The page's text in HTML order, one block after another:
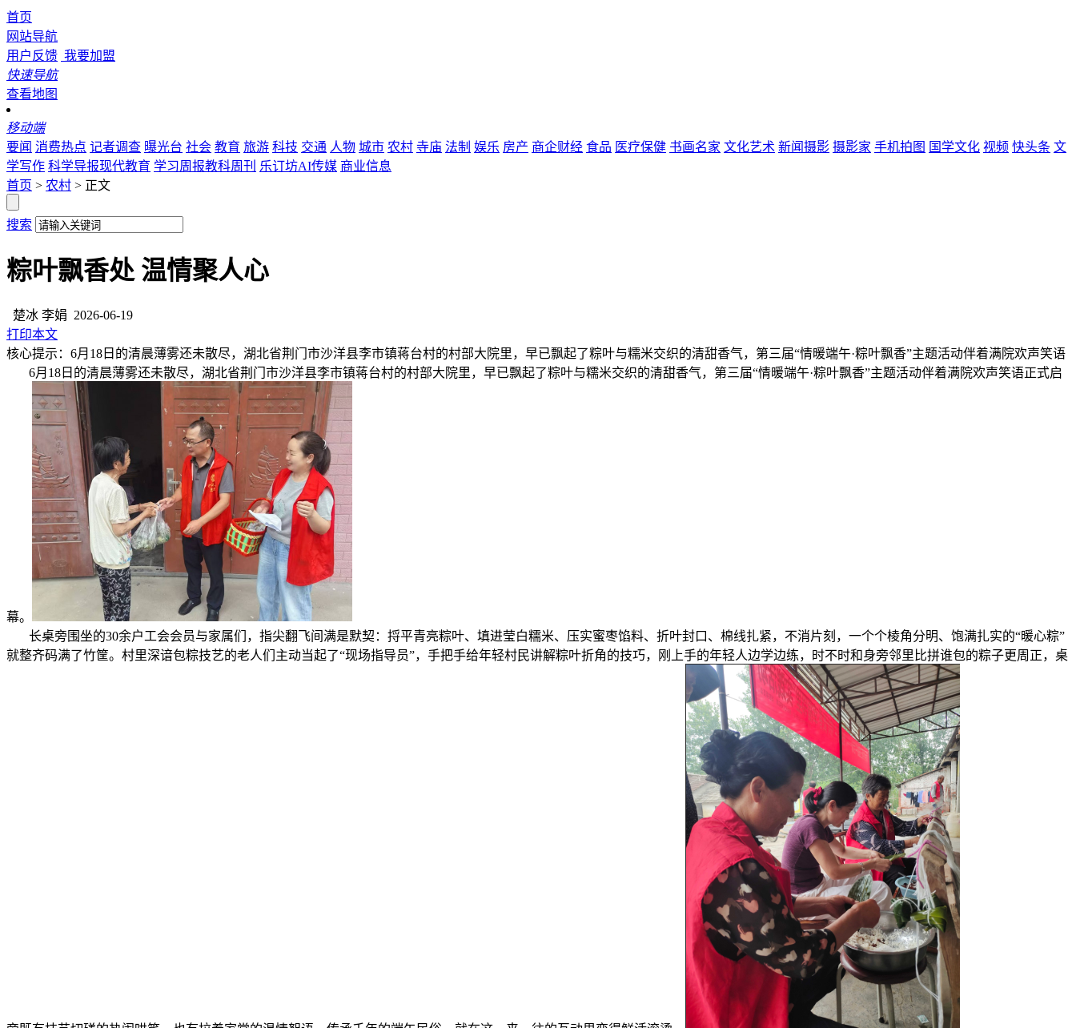
首页
网站导航
用户反馈 我要加盟
快速导航
查看地图
移动端
要闻 消费热点 记者调查 曝光台 社会 教育 旅游 科技 交通 人物 城市 农村 寺庙 法制 娱乐 房产 商企财经 食品 医疗保健 书画名家 文化艺术 新闻摄影 摄影家 手机拍图 国学文化 视频 快头条 文
学写作 科学导报现代教育 学习周报教科周刊 乐订坊AI传媒 商业信息
首页 > 农村 > 正文
搜索
粽叶飘香处 温情聚人心
楚冰 李娟 2026-06-19
打印本文
核心提示：6月18日的清晨薄雾还未散尽，湖北省荆门市沙洋县李市镇蒋台村的村部大院里，早已飘起了粽叶与糯米交织的清甜香气，第三届“情暖端午·粽叶飘香”主题活动伴着满院欢声笑语
6月18日的清晨薄雾还未散尽，湖北省荆门市沙洋县李市镇蒋台村的村部大院里，早已飘起了粽叶与糯米交织的清甜香气，第三届“情暖端午·粽叶飘香”主题活动伴着满院欢声笑语正式启
幕。
长桌旁围坐的30余户工会会员与家属们，指尖翻飞间满是默契：捋平青亮粽叶、填进莹白糯米、压实蜜枣馅料、折叶封口、棉线扎紧，不消片刻，一个个棱角分明、饱满扎实的“暖心粽”
就整齐码满了竹筐。村里深谙包粽技艺的老人们主动当起了“现场指导员”，手把手给年轻村民讲解粽叶折角的技巧，刚上手的年轻人边学边练，时不时和身旁邻里比拼谁包的粽子更周正，桌